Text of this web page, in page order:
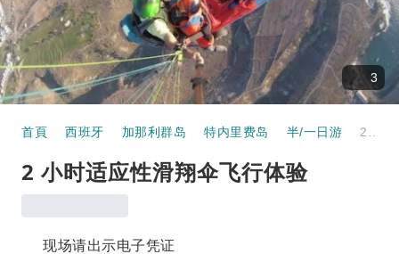
3
首頁 西班牙 加那利群岛 特内里费岛 半/一日游
2 小时适应性滑翔伞飞行体验
现场请出示电子凭证